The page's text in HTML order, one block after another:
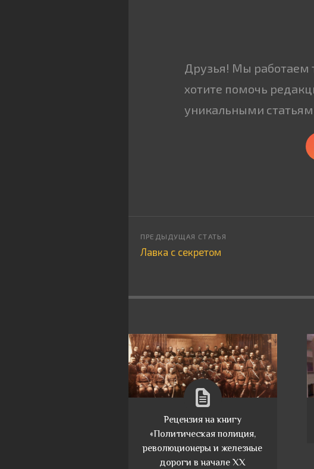
Друзья! Мы работаем
хотите помочь
уникальными
Лавка с секретом
Рецензия на книгу
«Политическая полиция,
революционеры и железные
дороги в начале XX